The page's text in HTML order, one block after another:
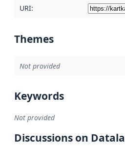
URI:
Themes
Not provided
Keywords
Not provided
Discussions on